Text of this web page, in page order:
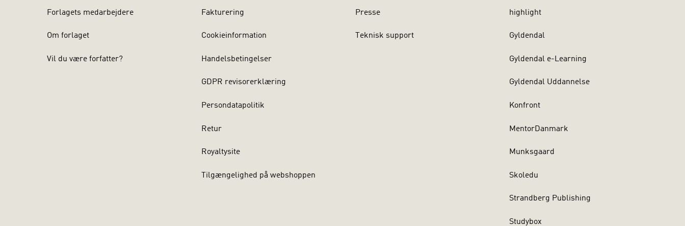
Forlagets medarbejdere
Om forlaget
Vil du være forfatter?
Fakturering
Cookieinformation
Handelsbetingelser
GDPR revisorerklæring
Persondatapolitik
Retur
Royaltysite
Tilgængelighed på webshoppen
Presse
Teknisk support
highlight
Gyldendal
Gyldendal e-Learning
Gyldendal Uddannelse
Konfront
MentorDanmark
Munksgaard
Skoledu
Strandberg Publishing
Studybox